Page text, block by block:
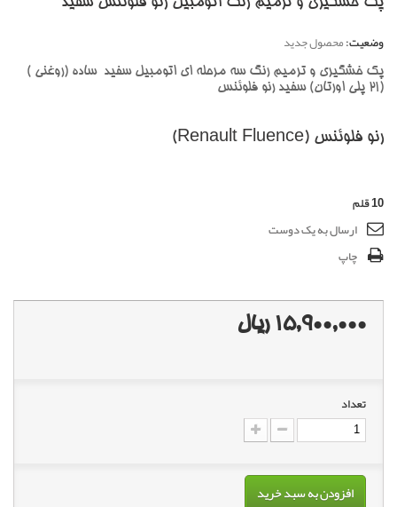
وضعیت:محصول جدید
پک خشگیری و ترمیم رنگ سه مرحله ای اتومبیل سفید ساده (روغنی )
(21 پلی اورتان) سفید رنو فلوئنس
رنو فلوئنس (Renault Fluence)
10قلم
ارسال به یک دوست
چاپ
15,900,000 ریال
تعداد
افزودن به سبد خرید